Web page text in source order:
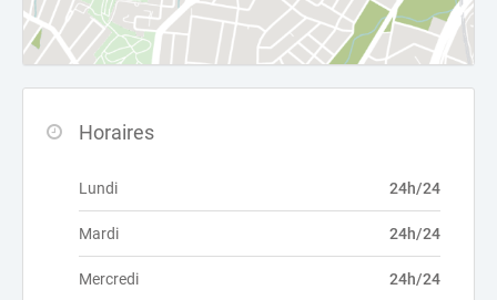
Horaires
Lundi 24h/24
Mardi 24h/24
Mercredi 24h/24